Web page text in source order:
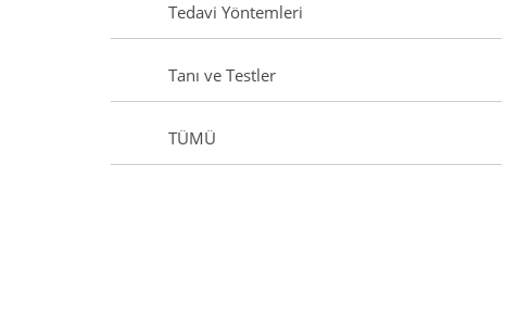
Tedavi Yöntemleri
Tanı ve Testler
TÜMÜ